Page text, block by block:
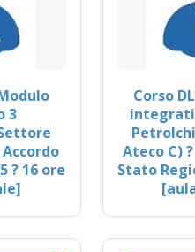
3
? 16 ore
Corso
Ateco C)
Stato